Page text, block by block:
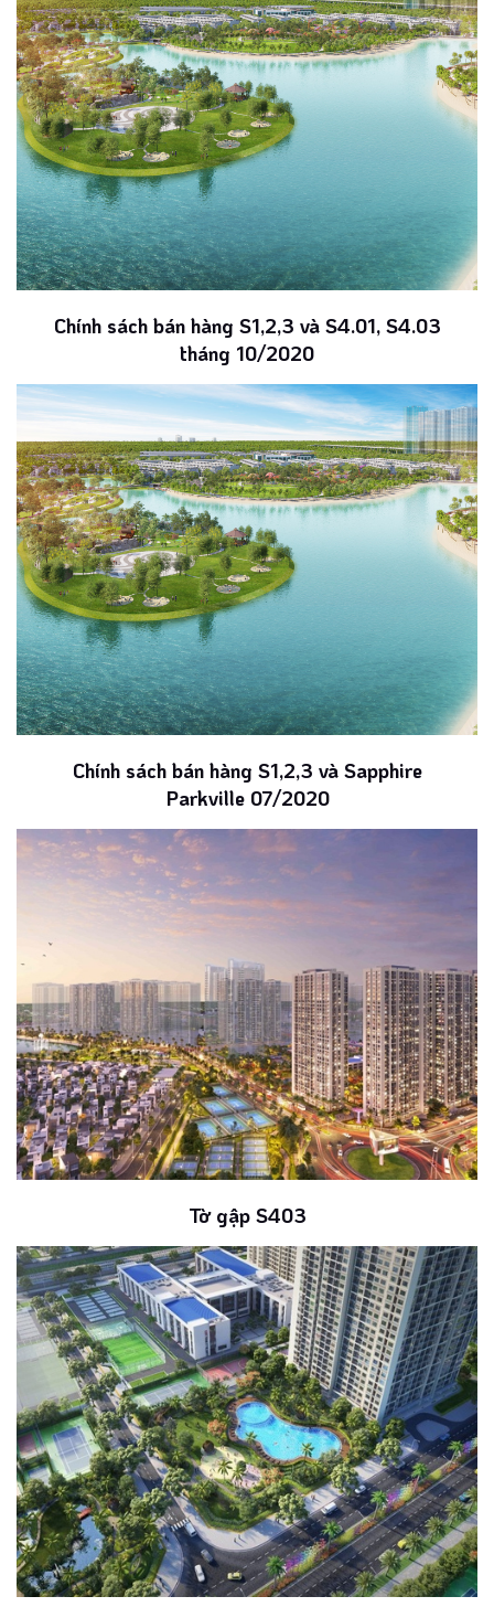
Chính sách bán hàng S1,2,3 và S4.01, S4.03
tháng 10/2020
Chính sách bán hàng S1,2,3 và Sapphire
Parkville 07/2020
Tờ gập S403